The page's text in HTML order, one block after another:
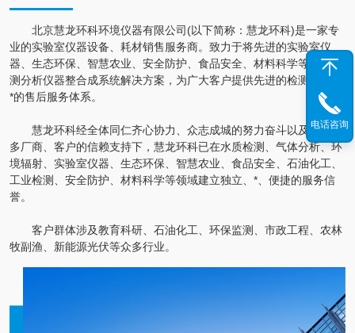
北京慧龙环科环境仪器有限公司(以下简称：慧龙环科)是一家专
业的实验室仪器设备、耗材销售服务商。致力于将先进的实验室仪
器、生态环保、智慧农业、安全防护、食品安全、材料科学等相关检
测分析仪器整合成系统解决方案，为广大客户提供先进的检测方式和
*的售后服务体系。
慧龙环科经全体同仁齐心协力、众志成城的努力奋斗以及业界众
多厂商、客户的信赖支持下，慧龙环科已在水质检测、气体分析、环
境辐射、实验室仪器、生态环保、智慧农业、食品安全、石油化工、
工业检测、安全防护、材料科学等领域建立独立、*、便捷的服务信
誉。
客户群体涉及教育科研、石油化工、环保监测、市政工程、农林
牧副渔、新能源光伏等众多行业。
电话咨询